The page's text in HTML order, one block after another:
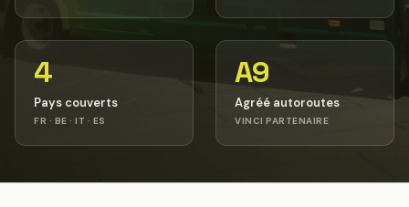
4
Pays couverts
FR · BE · IT · ES
A9
Agréé autoroutes
VINCI PARTENAIRE